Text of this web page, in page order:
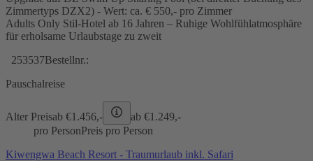
Zimmertyps DZX2) - Wert: ca. € 550,- pro Zimmer
Adults Only Stil-Hotel ab 16 Jahren – Ruhige Wohlfühlatmosphäre
für erholsame Urlaubstage zu zweit
253537Bestellnr.:
Pauschalreise
Alter Preisab €1.456,- ab €1.249,-
pro PersonPreis pro Person
Kiwengwa Beach Resort - Traumurlaub inkl. Safari